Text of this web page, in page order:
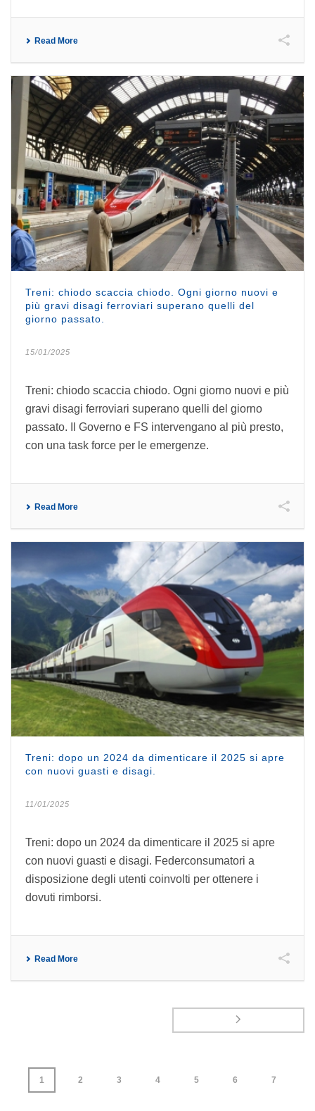
Read More
Treni: chiodo scaccia chiodo. Ogni giorno nuovi e
più gravi disagi ferroviari superano quelli del
giorno passato.
15/01/2025
Treni: chiodo scaccia chiodo. Ogni giorno nuovi e più
gravi disagi ferroviari superano quelli del giorno
passato. Il Governo e FS intervengano al più presto,
con una task force per le emergenze.
Read More
Treni: dopo un 2024 da dimenticare il 2025 si apre
con nuovi guasti e disagi.
11/01/2025
Treni: dopo un 2024 da dimenticare il 2025 si apre
con nuovi guasti e disagi. Federconsumatori a
disposizione degli utenti coinvolti per ottenere i
dovuti rimborsi.
Read More
1 2 3 4 5 6 7